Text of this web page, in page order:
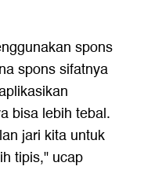
spons
spons sifatnya
bisa lebih tebal.
jari kita untuk
tipis," ucap